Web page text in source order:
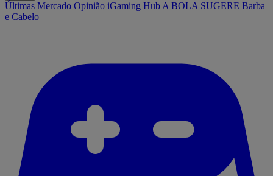
Últimas Mercado Opinião iGaming Hub A BOLA SUGERE Barba
e Cabelo